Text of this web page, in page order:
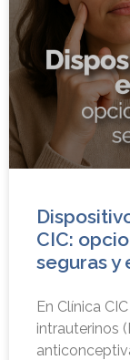
CIC:
seguras y
En Clínica
intrauterinos